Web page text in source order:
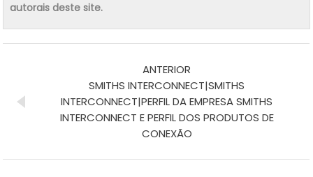
autorais deste site.
ANTERIOR
SMITHS INTERCONNECT|SMITHS
INTERCONNECT|PERFIL DA EMPRESA SMITHS
INTERCONNECT E PERFIL DOS PRODUTOS DE
CONEXÃO